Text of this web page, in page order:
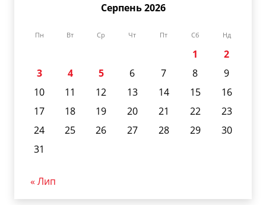
Серпень 2026
Пн Вт Ср Чт Пт Сб Нд
1
2
3
4 5 6 7 8
9
10
11 12 13 14 15
16
17
18 19 20 21 22
23
24
25 26 27 28 29
30
31
« Лип